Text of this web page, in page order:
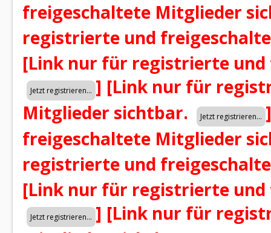
freigeschaltete Mitglieder
registrierte und
[Link nur für registrierte
] [Link nur für
Mitglieder sichtbar.
]
freigeschaltete Mitglieder
registrierte und
[Link nur für registrierte
] [Link nur für